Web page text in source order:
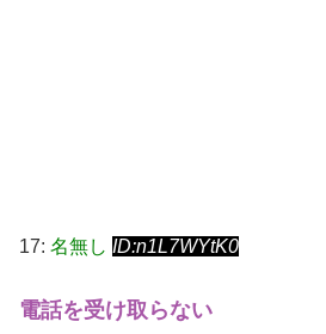
17: 名無し ID:n1L7WYtK0
電話を受け取らない